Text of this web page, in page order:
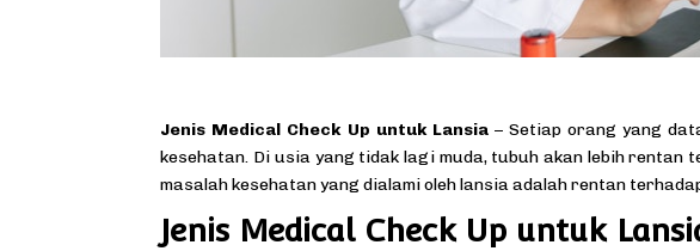
Jenis Medical Check Up untuk Lansia– Setiap orang yang
kesehatan. Di usia yang tidak lagi muda, tubuh akan lebih rentan
masalah kesehatan yang dialami oleh lansia adalah rentan
Jenis Medical Check Up untuk